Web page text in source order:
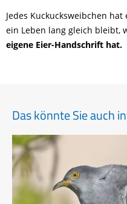
Jedes Kuckucksweibchen
ein Leben lang gleich bleibt,
eigene Eier-Handschrift hat.
Das könnte Sie auch